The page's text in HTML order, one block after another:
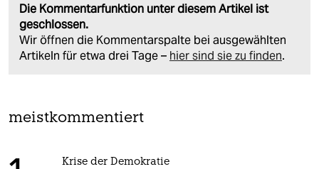
Die Kommentarfunktion unter diesem Artikel ist
geschlossen.
Wir öffnen die Kommentarspalte bei ausgewählten
Artikeln für etwa drei Tage – hier sind sie zu finden.
meistkommentiert
Krise der Demokratie